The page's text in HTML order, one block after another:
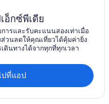
อ็กซ์พีเดีย
ารและรับคะแนนสองเท่าเมื่อ
วนลดให้คุณเที่ยวได้คุ้มค่ายิ่ง
นทางได้จากทุกที่ทุกเวลา
ปที่แอป